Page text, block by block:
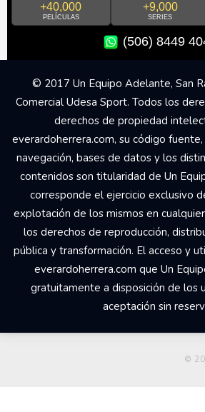
+40,000
PELÍCULAS
+9,000
SERIES
(506) 8449
© 2017 Un Equipo Adelante, San
Comercial Udesa Sport. Todos los
derechos de propiedad
everardoherrera.com, su código
navegación, bases de datos y los
contenidos son titularidad de Un
corresponde el ejercicio exclusivo
explotación de los mismos en
los derechos de reproducción,
pública y transformación. El acceso y
everardoherrera.com que Un
gratuitamente a disposición de los
aceptación sin
©